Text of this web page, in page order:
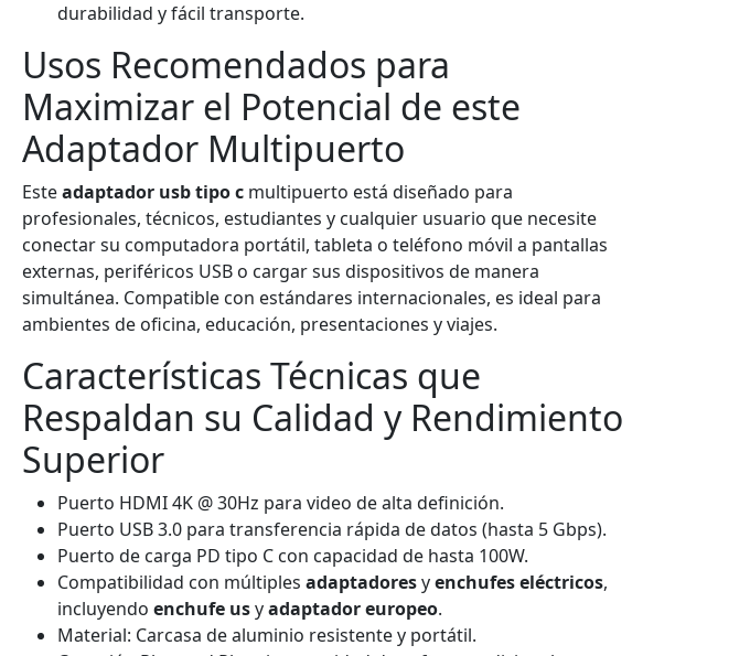
durabilidad y fácil transporte.
Usos Recomendados para
Maximizar el Potencial de este
Adaptador Multipuerto
Esteadaptador usb tipo c multipuerto está diseñado para
profesionales, técnicos, estudiantes y cualquier usuario que necesite
conectar su computadora portátil, tableta o teléfono móvil a pantallas
externas, periféricos USB o cargar sus dispositivos de manera
simultánea. Compatible con estándares internacionales, es ideal para
ambientes de oficina, educación, presentaciones y viajes.
Características Técnicas que
Respaldan su Calidad y Rendimiento
Superior
Puerto HDMI 4K @ 30Hz para video de alta definición.
Puerto USB 3.0 para transferencia rápida de datos (hasta 5 Gbps).
Puerto de carga PD tipo C con capacidad de hasta 100W.
Compatibilidad con múltiples adaptadoresyenchufes eléctricos,
incluyendo enchufe usyadaptador europeo.
Material: Carcasa de aluminio resistente y portátil.